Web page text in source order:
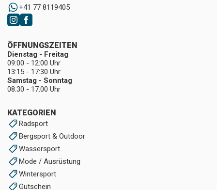
+41 77 8119405
KATEGORIEN
Radsport
Bergsport & Outdoor
Wassersport
Mode / Ausrüstung
Wintersport
Gutschein
ÖFFNUNGSZEITEN
Dienstag - Freitag
09:00 - 12:00 Uhr
13:15 - 17:30 Uhr
Samstag - Sonntag
08:30 - 17:00 Uhr